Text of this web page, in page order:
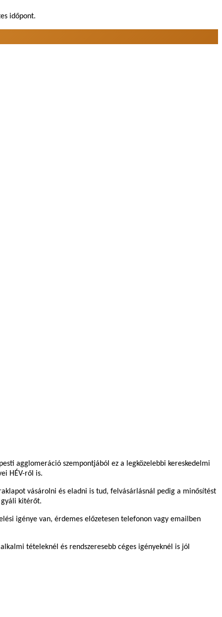
időpont.
agglomeráció szempontjából ez a legközelebbi kereskedelmi
HÉV-ről is.
vásárolni és eladni is tud, felvásárlásnál pedig a minősítést
gyáli kitérőt.
igénye van, érdemes előzetesen telefonon vagy emailben
tételeknél és rendszeresebb céges igényeknél is jól